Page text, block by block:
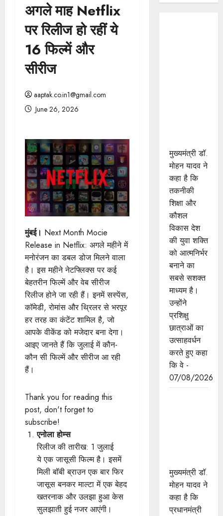
अगले माह Netflix
पर रिलीज हो रहीं ये
16 फिल्में और
सीरीज
aaptak.co.in1@gmail.com
June 26, 2026
मुंबई। Next Month Mocie
Release in Netflix: अगले महीने में
मनोरंजन का डबल डोज मिलने वाला
है। इस महीने नेटफ्लिक्स पर कई
बेहतरीन फिल्में और वेब सीरीज
रिलीज होने जा रही हैं। इनमें सस्पेंस,
कॉमेडी, रोमांस और थ्रिलर से भरपूर
हर तरह का कंटेंट शामिल है, जो
आपके वीकेंड को मजेदार बना देगा।
आइए जानते हैं कि जुलाई में कौन-
कौन सी फिल्में और सीरीज आ रही
हैं।
Thank you for reading this
post, don't forget to
subscribe!
एनोला होम्स
रिलीज की तारीख: 1 जुलाई
ये एक जासूसी फिल्म है। इसमें
मिली बॉबी ब्राउन एक बार फिर
जासूस बनकर माल्टा में एक बेहद
खतरनाक और उलझा हुआ केस
सुलझाती हुई नजर आएंगी।
मुख्यमंत्री डॉ.
मोहन यादव ने
कहा है कि
तकनीकी
शिक्षा और
कौशल
विकास देश
की युवा शक्ति
को आत्मनिर्भर
बनाने का
सबसे सशक्त
माध्यम है।
उन्होंने
प्रशिक्षु
छात्राओं का
उत्साहवर्धन
करते हुए कहा
कि वे -
07/08/2026
मुख्यमंत्री डॉ.
मोहन यादव ने
कहा है कि
प्रधानमंत्री